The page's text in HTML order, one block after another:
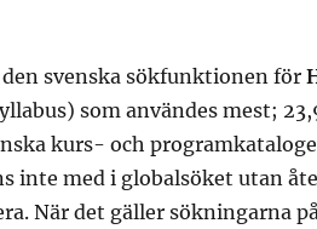
svenska sökfunktionen för
som användes mest;
kurs- och
inte med i globalsöket utan
När det gäller sökningarna